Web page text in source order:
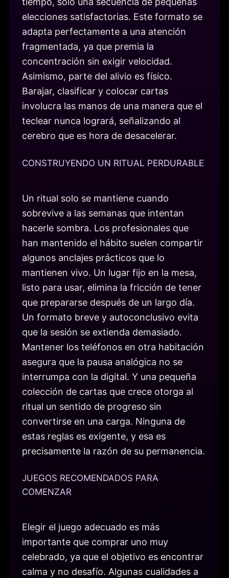
elecciones satisfactorias. Este formato se
adapta perfectamente a una atención
fragmentada, ya que premia la
concentración sin exigir velocidad.
Asimismo, parte del alivio es físico.
Barajar, clasificar y colocar cartas
involucra las manos de una manera que el
teclear nunca logrará, señalizando al
cerebro que es hora de desacelerar.
CONSTRUYENDO UN RITUAL PERDURABLE
Un ritual solo se mantiene cuando
sobrevive a las semanas que intentan
hacerle sombra. Los profesionales que
han mantenido el hábito suelen compartir
algunos anclajes prácticos que lo
mantienen vivo. Un lugar fijo en la mesa,
listo para usar, elimina la fricción de tener
que prepararse después de un largo día.
Un formato breve y autoconclusivo evita
que la sesión se extienda demasiado.
Mantener los teléfonos en otra habitación
asegura que la pausa analógica no se
interrumpa con la digital. Y una pequeña
colección de cartas que crece otorga al
ritual un sentido de progreso sin
convertirse en una carga. Ninguna de
estas reglas es exigente, y esa es
precisamente la razón de su permanencia.
JUEGOS RECOMENDADOS PARA
COMENZAR
Elegir el juego adecuado es más
importante que comprar uno muy
celebrado, ya que el objetivo es encontrar
calma y no desafío. Algunas cualidades a